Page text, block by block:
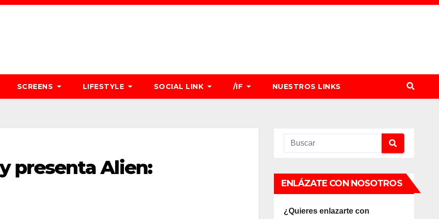
SCREENS LIFESTYLE SOCIAL LINK /IF NUESTROS LINKS
presenta Alien:
ENLÁZATE CON NOSOTROS
¿Quieres enlazarte con